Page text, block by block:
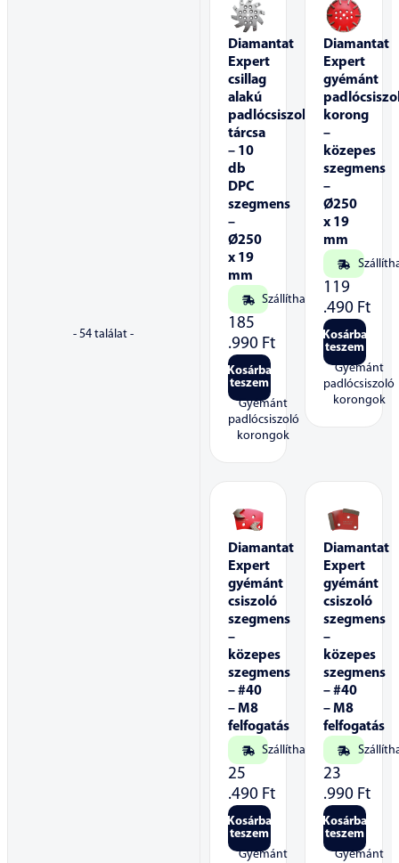
-54 találat -
Diamantat
Expert
csillag
alakú
padlócsiszoló
tárcsa
– 10
db
DPC
szegmens
–
Ø250
x 19
mm
Szállítható
185
.990 Ft
Kosárba
teszem
Gyémánt
padlócsiszoló
korongok
Diamantat
Expert
gyémánt
korong
–
közepes
szegmens
–
Ø250
x 19
mm
119
.490 Ft
Kosárba
teszem
Gyémánt
padlócsiszoló
korongok
Diamantat
Expert
gyémánt
csiszoló
szegmens
–
közepes
szegmens
– #40
– M8
felfogatás
Szállítható
25
.490 Ft
Kosárba
teszem
Gyémánt
Diamantat
Expert
gyémánt
csiszoló
szegmens
–
közepes
szegmens
– #40
– M8
felfogatás
23
.990 Ft
Kosárba
teszem
Gyémánt